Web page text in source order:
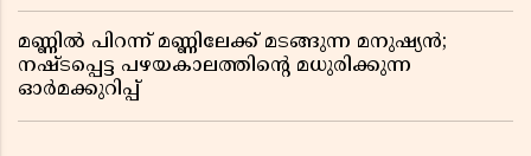
മണ്ണിൽ പിറന്ന് മണ്ണിലേക്ക് മടങ്ങുന്ന മനുഷ്യൻ;
നഷ്ടപ്പെട്ട പഴയകാലത്തിൻ്റെ മധുരിക്കുന്ന
ഓർമക്കുറിപ്പ്